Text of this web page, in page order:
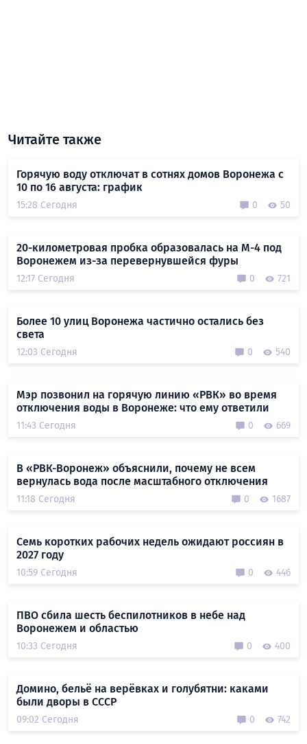
Читайте также
Горячую воду отключат в сотнях домов Воронежа с
10 по 16 августа: график
15:28 Сегодня 0 50
20-километровая пробка образовалась на М-4 под
Воронежем из-за перевернувшейся фуры
12:17 Сегодня 0 721
Более 10 улиц Воронежа частично остались без
света
12:03 Сегодня 0 540
Мэр позвонил на горячую линию «РВК» во время
отключения воды в Воронеже: что ему ответили
11:43 Сегодня 0 669
В «РВК-Воронеж» объяснили, почему не всем
вернулась вода после масштабного отключения
11:18 Сегодня 0 1687
Семь коротких рабочих недель ожидают россиян в
2027 году
10:59 Сегодня 0 446
ПВО сбила шесть беспилотников в небе над
Воронежем и областью
10:33 Сегодня 0 400
Домино, бельё на верёвках и голубятни: каками
были дворы в СССР
09:02 Сегодня 0 742